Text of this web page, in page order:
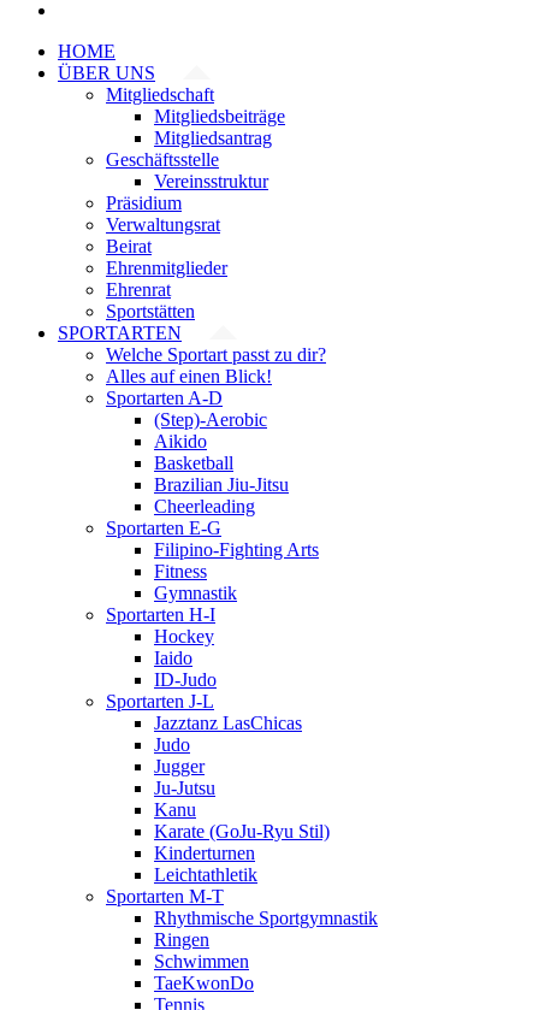
HOME
ÜBER UNS
Mitgliedschaft
Mitgliedsbeiträge
Mitgliedsantrag
Geschäftsstelle
Vereinsstruktur
Präsidium
Verwaltungsrat
Beirat
Ehrenmitglieder
Ehrenrat
Sportstätten
SPORTARTEN
Welche Sportart passt zu dir?
Alles auf einen Blick!
Sportarten A-D
(Step)-Aerobic
Aikido
Basketball
Brazilian Jiu-Jitsu
Cheerleading
Sportarten E-G
Filipino-Fighting Arts
Fitness
Gymnastik
Sportarten H-I
Hockey
Iaido
ID-Judo
Sportarten J-L
Jazztanz LasChicas
Judo
Jugger
Ju-Jutsu
Kanu
Karate (GoJu-Ryu Stil)
Kinderturnen
Leichtathletik
Sportarten M-T
Rhythmische Sportgymnastik
Ringen
Schwimmen
TaeKwonDo
Tennis